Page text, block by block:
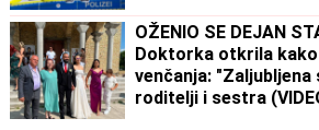
OŽENIO SE DEJAN
Doktorka otkrila
venčanja:
roditelji i sestra